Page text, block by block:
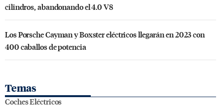
cilindros, abandonando el 4.0 V8
Los Porsche Cayman y Boxster eléctricos llegarán en 2023 con
400 caballos de potencia
Temas
Coches Eléctricos